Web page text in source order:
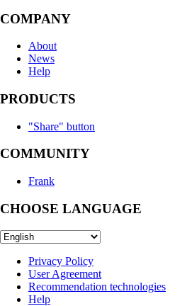
COMPANY
About
News
Help
PRODUCTS
"Share" button
COMMUNITY
Frank
CHOOSE LANGUAGE
Privacy Policy
User Agreement
Recommendation technologies
Help